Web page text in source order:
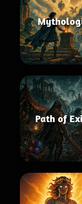
Path of